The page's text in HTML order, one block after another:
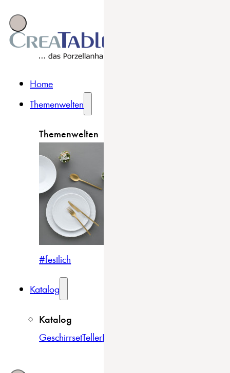
Home
Themenwelten
Themenwelten
#festlich
Katalog
Katalog
GeschirrsetTellerBowls & Schüsseln